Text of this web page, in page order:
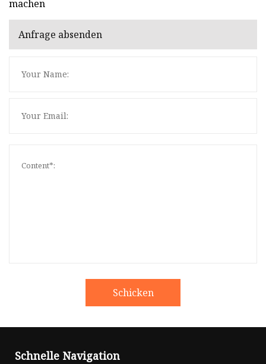
machen
Anfrage absenden
Schicken
Schnelle Navigation